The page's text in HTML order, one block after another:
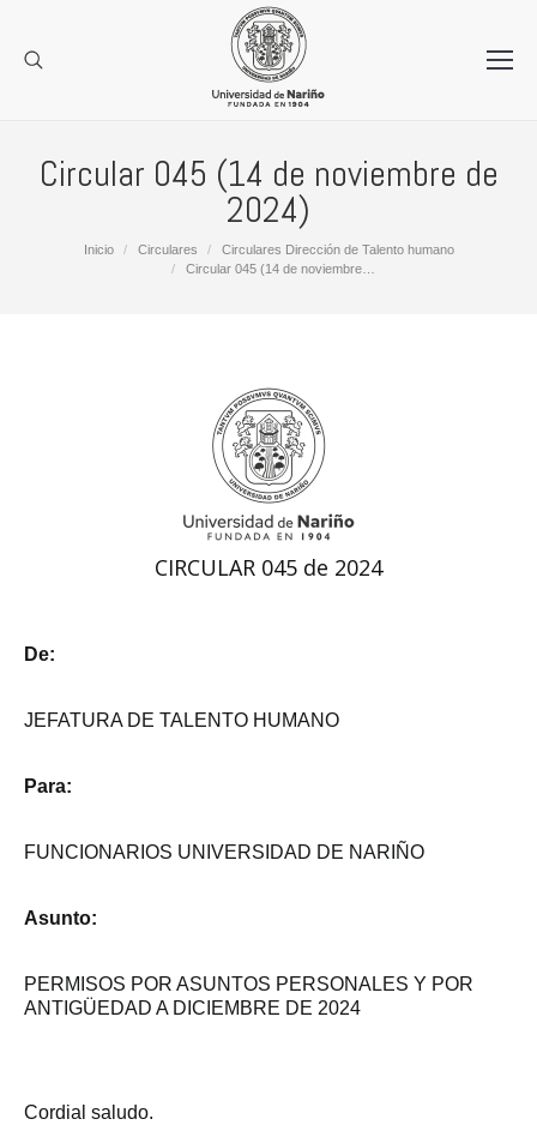
Circular 045 (14 de noviembre de
2024)
Estás aquí:
Inicio Circulares
Circulares Dirección de Talento humano
Circular 045 (14 de noviembre…
CIRCULAR 045 de 2024
De:
JEFATURA DE TALENTO HUMANO
Para:
FUNCIONARIOS UNIVERSIDAD DE NARIÑO
Asunto:
PERMISOS POR ASUNTOS PERSONALES Y POR
ANTIGÜEDAD A DICIEMBRE DE 2024
Cordial saludo.